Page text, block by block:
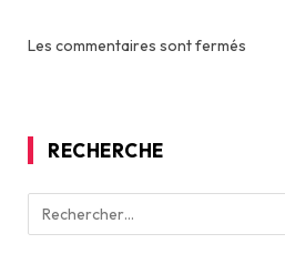
Les commentaires sont fermés
RECHERCHE